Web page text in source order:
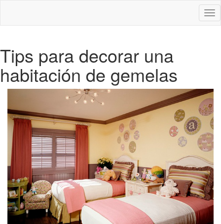
Tips para decorar una
habitación de gemelas